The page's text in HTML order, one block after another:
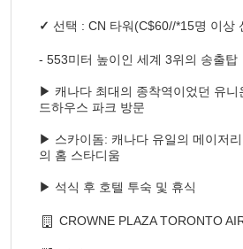
✓ 선택 : CN 타워(C$60//*15명 이상
- 553미터 높이인 세계 3위의 송출탑
▶ 캐나다 최대의 종착역이었던 유니
드하우스 파크 방문
▶ 스카이돔: 캐나다 유일의 메이저
의 홈 스타디움
▶ 석식 후 호텔 투숙 및 휴식
CROWNE PLAZA TORONTO